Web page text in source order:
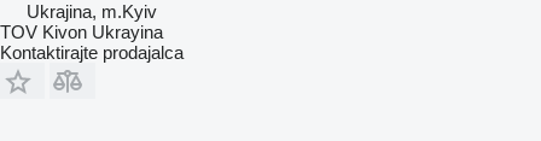
Ukrajina, m.Kyiv
TOV Kivon Ukrayina
Kontaktirajte prodajalca